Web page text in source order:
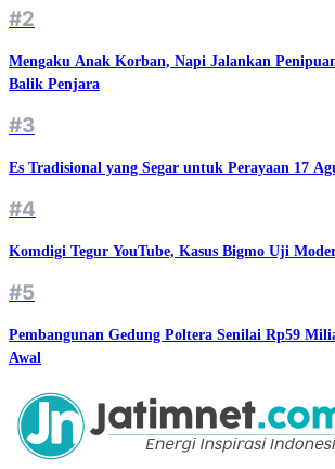
#2
Mengaku Anak Korban, Napi Jalankan
Balik Penjara
#3
Es Tradisional yang Segar untuk Perayaan 17
#4
Komdigi Tegur YouTube, Kasus Bigmo Uji
#5
Pembangunan Gedung Poltera Senilai Rp59
Awal